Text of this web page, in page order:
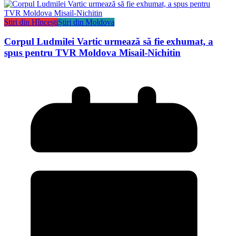
Știri din HînceștiȘtiri din Moldova
Corpul Ludmilei Vartic urmează să fie exhumat, a
spus pentru TVR Moldova Misail-Nichitin